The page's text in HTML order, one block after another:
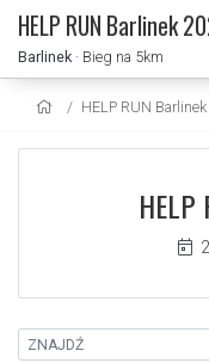
HELP RUN Barlinek
Barlinek · Bieg na 5km
HELP RUN